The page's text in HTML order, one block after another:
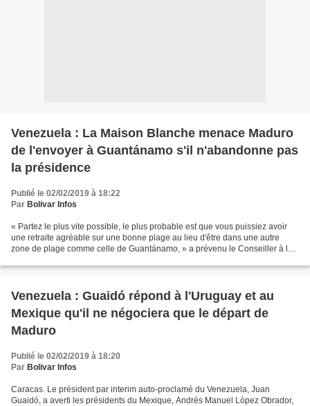
Venezuela : La Maison Blanche menace Maduro
de l'envoyer à Guantánamo s'il n'abandonne pas
la présidence
Publié le 02/02/2019 à 18:22
Par Bolivar Infos
« Partez le plus vite possible, le plus probable est que vous puissiez avoir
une retraite agréable sur une bonne plage au lieu d'être dans une autre
zone de plage comme celle de Guantánamo, » a prévenu le Conseiller à la
Venezuela : Guaidó répond à l'Uruguay et au
Mexique qu'il ne négociera que le départ de
Maduro
Publié le 02/02/2019 à 18:20
Par Bolivar Infos
Caracas. Le président par interim auto-proclamé du Venezuela, Juan
Guaidó, a averti les présidents du Mexique, Andrés Manuel López Obrador,